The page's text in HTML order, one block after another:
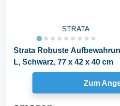
STRATA
Strata Robuste
L, Schwarz, 77 x 42 x 40 cm
Zum